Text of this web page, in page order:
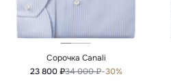
Сорочка Canali
23 800 ₽34 000 ₽-30%